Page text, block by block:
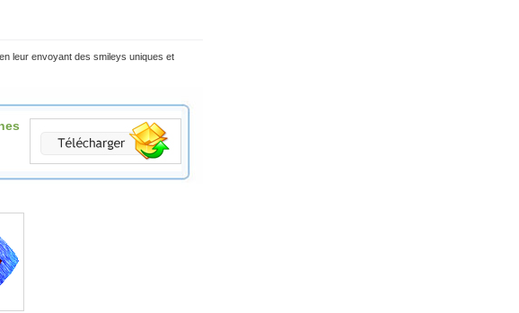
leur envoyant des smileys uniques et